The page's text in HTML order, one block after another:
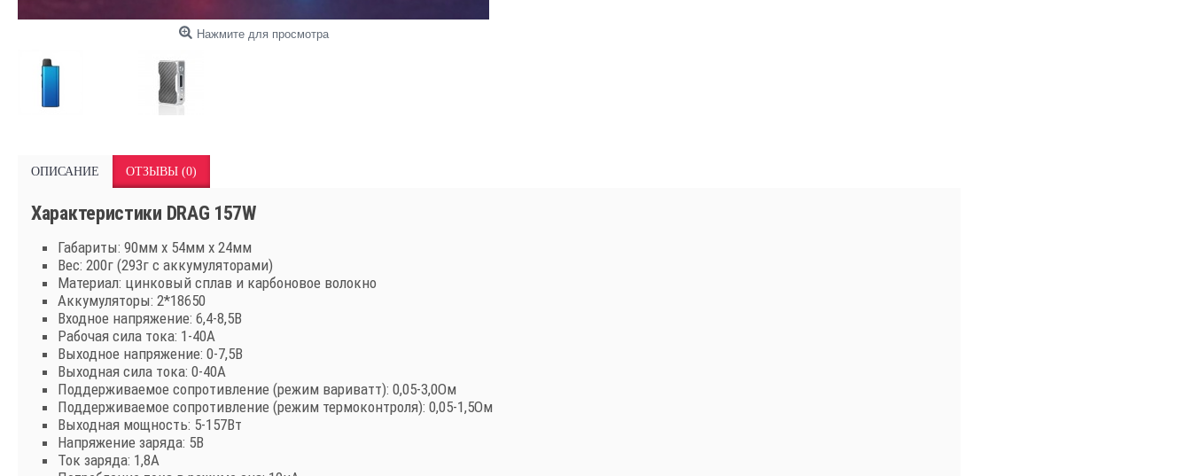
Нажмите для просмотра
ОПИСАНИЕ ОТЗЫВЫ (0)
Характеристики DRAG 157W
Габариты: 90мм x 54мм x 24мм
Вес: 200г (293г с аккумуляторами)
Материал: цинковый сплав и карбоновое волокно
Аккумуляторы: 2*18650
Входное напряжение: 6,4-8,5В
Рабочая сила тока: 1-40А
Выходное напряжение: 0-7,5В
Выходная сила тока: 0-40А
Поддерживаемое сопротивление (режим вариватт): 0,05-3,0Ом
Поддерживаемое сопротивление (режим термоконтроля): 0,05-1,5Ом
Выходная мощность: 5-157Вт
Напряжение заряда: 5В
Ток заряда: 1,8А